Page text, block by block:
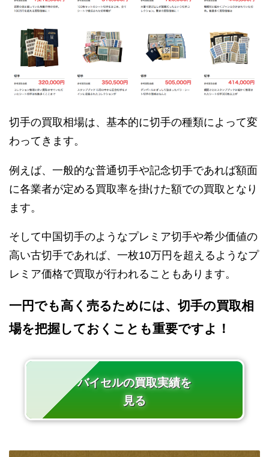
切手の買取相場は、基本的に切手の種類によって変
わってきます。
例えば、一般的な普通切手や記念切手であれば額面
に各業者が定める買取率を掛けた額での買取となり
ます。
そして中国切手のようなプレミア切手や希少価値の
高い古切手であれば、一枚10万円を超えるようなプ
レミア価格で買取が行われることもあります。
一円でも高く売るためには、切手の買取相
場を把握しておくことも重要ですよ！
バイセルの買取実績を
見る